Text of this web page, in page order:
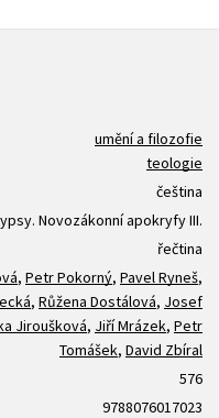
umění a filozofie
teologie
čeština
Novozákonní apokryfy III.
řečtina
, Petr Pokorný, Pavel Ryneš,
, Růžena Dostálová, Josef
Jiroušková, Jiří Mrázek, Petr
Tomášek, David Zbíral
576
9788076017023